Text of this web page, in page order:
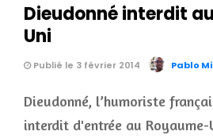
Dieudonné interdit
Uni
Publié le 3 février 2014 Pablo
Dieudonné, l’humoriste
interdit d'entrée au Royaume-